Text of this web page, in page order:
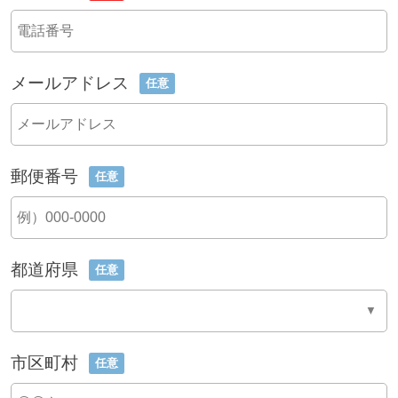
メールアドレス 任意
郵便番号 任意
都道府県 任意
市区町村 任意